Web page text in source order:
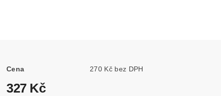
Cena 270 Kč bez DPH
327 Kč